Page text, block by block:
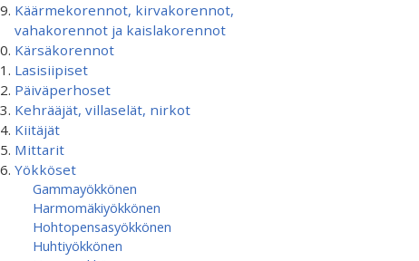
Käärmekorennot, kirvakorennot,
vahakorennot ja kaislakorennot
Kärsäkorennot
Lasisiipiset
Päiväperhoset
Kehrääjät, villaselät, nirkot
Kiitäjät
Mittarit
Yökköset
Gammayökkönen
Harmomäkiyökkönen
Hohtopensasyökkönen
Huhtiyökkönen